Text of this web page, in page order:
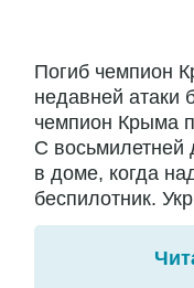
Погиб чемпион
недавней атаки
чемпион Крыма
С восьмилетней
в доме, когда
беспилотник.